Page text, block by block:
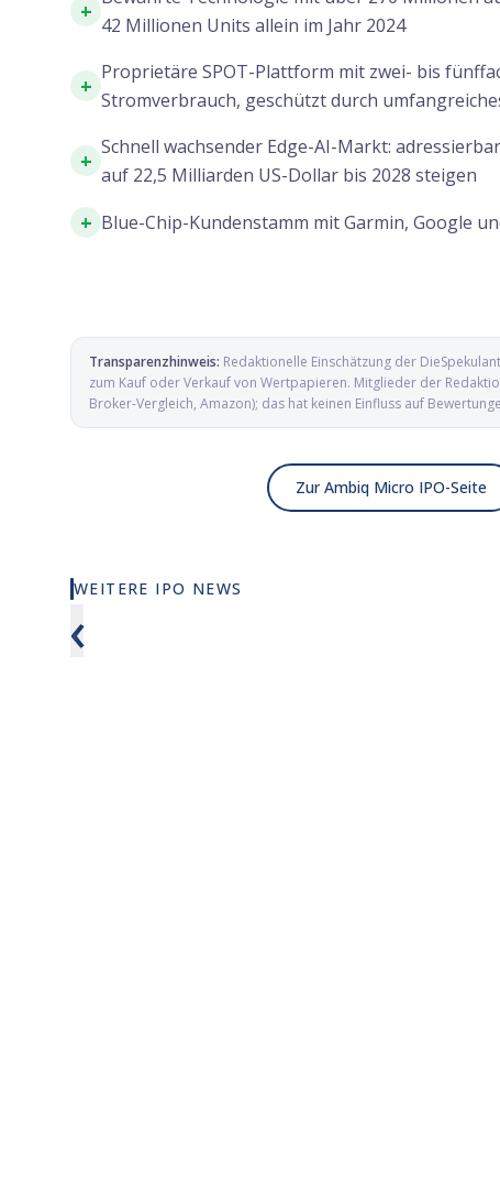
+
42 Millionen Units allein im Jahr 2024
+
Proprietäre SPOT-Plattform mit zwei- bis
Stromverbrauch, geschützt durch
+
Schnell wachsender Edge-AI-Markt:
auf 22,5 Milliarden US-Dollar bis 2028 steigen
+ Blue-Chip-Kundenstamm mit Garmin, Google
Transparenzhinweis: Redaktionelle Einschätzung der
zum Kauf oder Verkauf von Wertpapieren. Mitglieder der
Broker-Vergleich, Amazon); das hat keinen Einfluss auf
Zur Ambiq Micro IPO-Seite
WEITERE IPO NEWS
Elmet Group IPO: Wolfram, Molybdän
‹